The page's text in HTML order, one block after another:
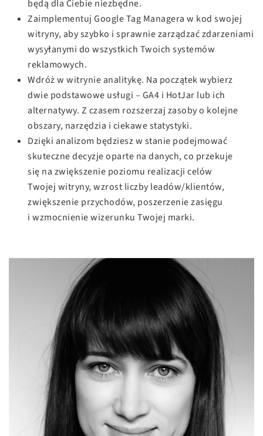
będą dla Ciebie niezbędne.
Zaimplementuj Google Tag Managera w kod swojej
witryny, aby szybko i sprawnie zarządzać zdarzeniami
wysyłanymi do wszystkich Twoich systemów
reklamowych.
Wdróż w witrynie analitykę. Na początek wybierz
dwie podstawowe usługi – GA4 i HotJar lub ich
alternatywy. Z czasem rozszerzaj zasoby o kolejne
obszary, narzędzia i ciekawe statystyki.
Dzięki analizom będziesz w stanie podejmować
skuteczne decyzje oparte na danych, co przekuje
się na zwiększenie poziomu realizacji celów
Twojej witryny, wzrost liczby leadów/klientów,
zwiększenie przychodów, poszerzenie zasięgu
i wzmocnienie wizerunku Twojej marki.